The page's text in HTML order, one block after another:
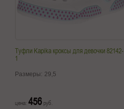
Туфли Kapika кроксы для девочки 82142-
1
Размеры: 29,5
цена: 456 руб.